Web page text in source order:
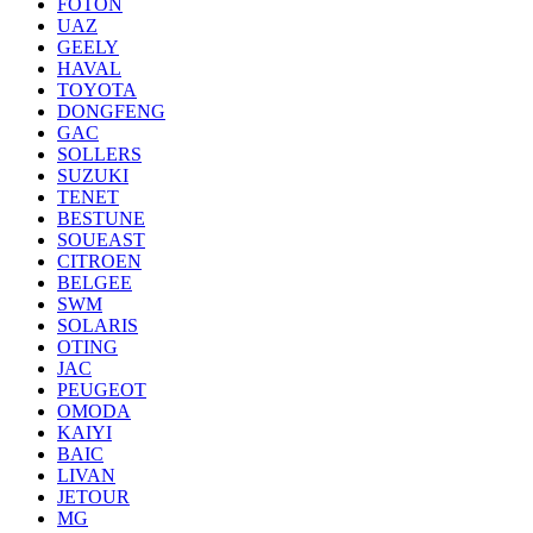
FOTON
UAZ
GEELY
HAVAL
TOYOTA
DONGFENG
GAC
SOLLERS
SUZUKI
TENET
BESTUNE
SOUEAST
CITROEN
BELGEE
SWM
SOLARIS
OTING
JAC
PEUGEOT
OMODA
KAIYI
BAIC
LIVAN
JETOUR
MG